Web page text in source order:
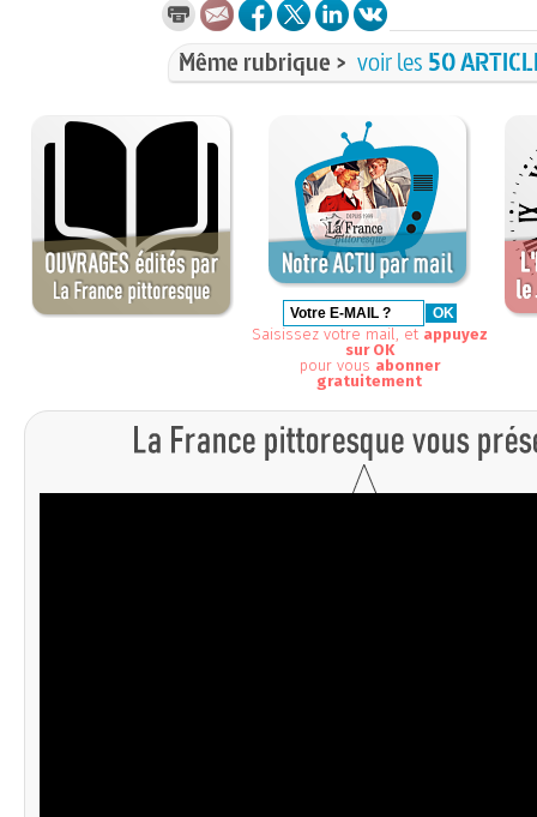
Même rubrique > voir les 50
Saisissez votre mail, et appuyez
sur OK
pour vous abonner
gratuitement